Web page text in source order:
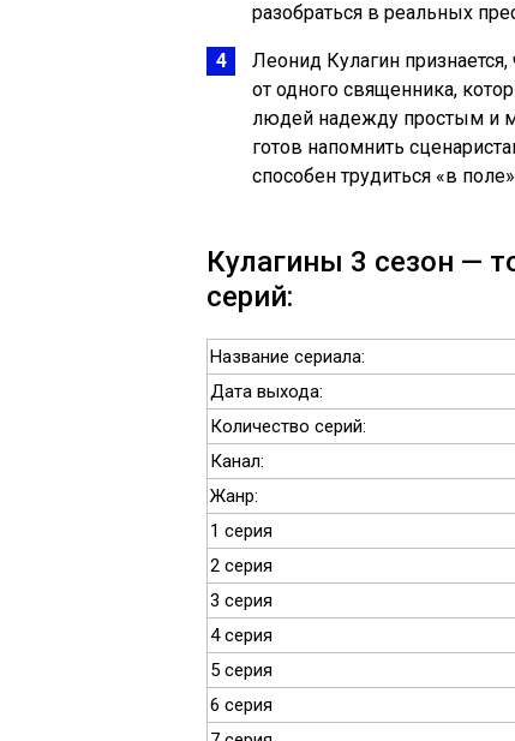
разобраться в реальных
Леонид Кулагин
от одного священника,
людей надежду простым и
готов напомнить
способен трудиться «в
Кулагины 3 сезон —
серий:
Название сериала:
Дата выхода:
Количество серий:
Канал:
Жанр:
1 серия
2 серия
3 серия
4 серия
5 серия
6 серия